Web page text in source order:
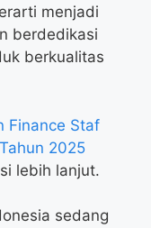
menjadi
berdedikasi
berkualitas
Finance Staf
2025
lebih lanjut.
sedang